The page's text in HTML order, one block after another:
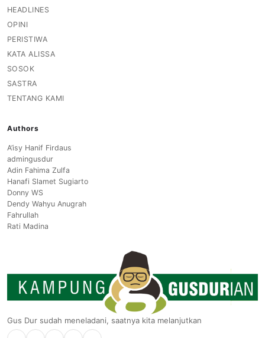
HEADLINES
OPINI
PERISTIWA
KATA ALISSA
SOSOK
SASTRA
TENTANG KAMI
Authors
A’isy Hanif Firdaus
admingusdur
Adin Fahima Zulfa
Hanafi Slamet Sugiarto
Donny WS
Dendy Wahyu Anugrah
Fahrullah
Rati Madina
Gus Dur sudah meneladani, saatnya kita melanjutkan